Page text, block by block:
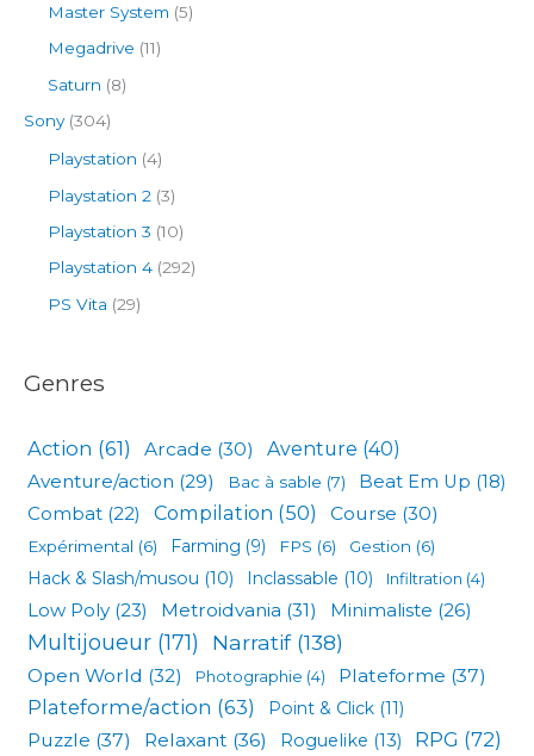
Master System (5)
Megadrive (11)
Saturn (8)
Sony(304)
Playstation (4)
Playstation 2 (3)
Playstation 3 (10)
Playstation 4 (292)
PS Vita (29)
Genres
Action (61) Arcade (30) Aventure (40)
Aventure/action (29) Bac à sable (7) Beat Em Up (18)
Combat (22) Compilation (50) Course (30)
Expérimental (6) Farming (9) FPS (6) Gestion (6)
Hack & Slash/musou (10) Inclassable (10) Infiltration (4)
Low Poly (23) Metroidvania (31) Minimaliste (26)
Multijoueur (171) Narratif(138)
Open World (32) Photographie (4) Plateforme (37)
Plateforme/action (63) Point & Click (11)
Puzzle (37) Relaxant (36) Roguelike (13) RPG (72)